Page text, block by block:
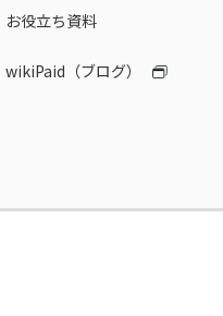
お役立ち資料
wikiPaid（ブログ）